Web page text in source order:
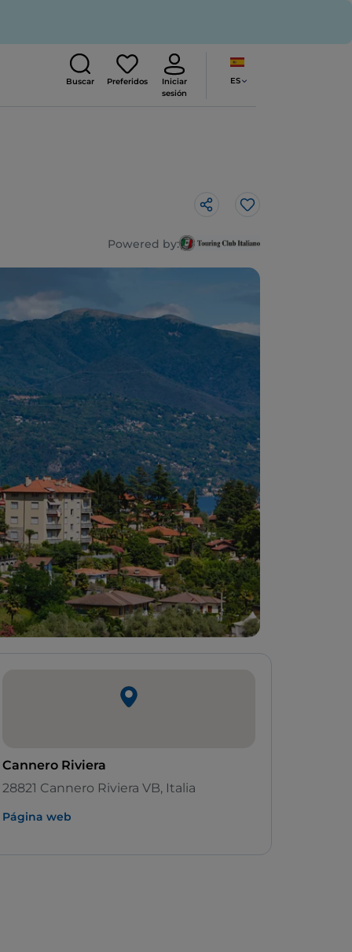
Buscar Preferidos
Iniciar
sesión
ES
Me gusta
Powered by:
Cannero Riviera
28821 Cannero Riviera VB, Italia
Página web